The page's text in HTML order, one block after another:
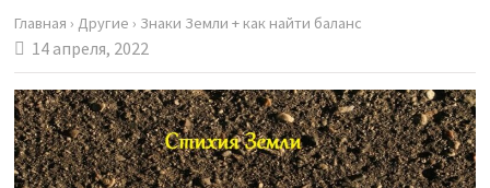
Главная › Другие › Знаки Земли + как найти баланс
14 апреля, 2022